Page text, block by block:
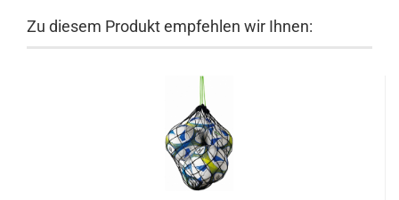
Zu diesem Produkt empfehlen wir Ihnen: